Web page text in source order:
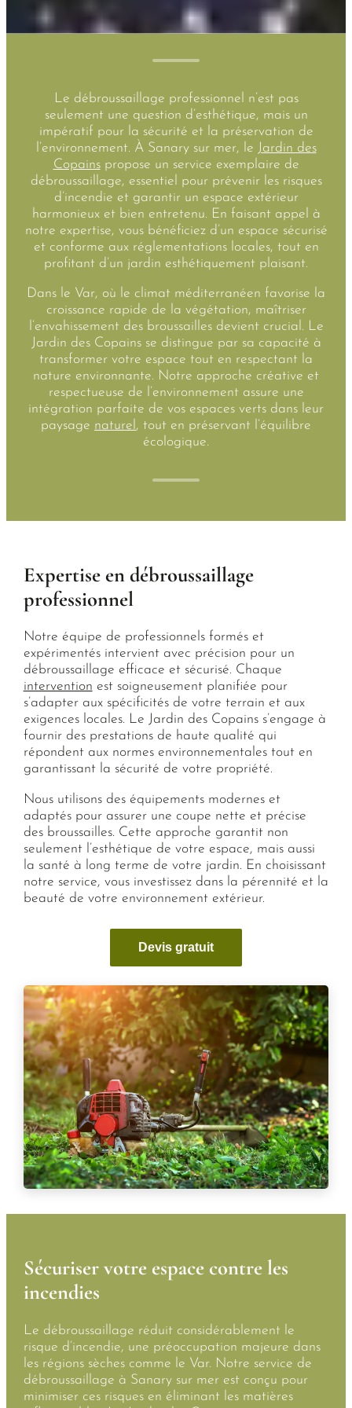
Le débroussaillage professionnel n’est pas
seulement une question d’esthétique, mais un
impératif pour la sécurité et la préservation de
l’environnement. À Sanary sur mer, le Jardin des
Copainspropose un service exemplaire de
débroussaillage, essentiel pour prévenir les risques
d’incendie et garantir un espace extérieur
harmonieux et bien entretenu. En faisant appel à
notre expertise, vous bénéficiez d’un espace sécurisé
et conforme aux réglementations locales, tout en
profitant d’un jardin esthétiquement plaisant.
Dans le Var, où le climat méditerranéen favorise la
croissance rapide de la végétation, maîtriser
l’envahissement des broussailles devient crucial. Le
Jardin des Copains se distingue par sa capacité à
transformer votre espace tout en respectant la
nature environnante. Notre approche créative et
respectueuse de l’environnement assure une
intégration parfaite de vos espaces verts dans leur
paysage naturel , tout en préservant l’équilibre
écologique.
Expertise en débroussaillage
professionnel
Notre équipe de professionnels formés et
expérimentés intervient avec précision pour un
débroussaillage efficace et sécurisé. Chaque
intervention est soigneusement planifiée pour
s’adapter aux spécificités de votre terrain et aux
exigences locales. Le Jardin des Copains s’engage à
fournir des prestations de haute qualité qui
répondent aux normes environnementales tout en
garantissant la sécurité de votre propriété.
Nous utilisons des équipements modernes et
adaptés pour assurer une coupe nette et précise
des broussailles. Cette approche garantit non
seulement l’esthétique de votre espace, mais aussi
la santé à long terme de votre jardin. En choisissant
notre service, vous investissez dans la pérennité et la
beauté de votre environnement extérieur.
Devis gratuit
Sécuriser votre espace contre les
incendies
Le débroussaillage réduit considérablement le
risque d’incendie, une préoccupation majeure dans
les régions sèches comme le Var. Notre service de
débroussaillage à Sanary sur mer est conçu pour
minimiser ces risques en éliminant les matières